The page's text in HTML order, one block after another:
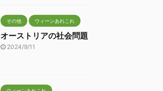
その他 ウィーンあれこれ
オーストリアの社会問題
2024/9/11